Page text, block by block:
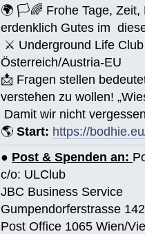
🌍 🏳🌈 Frohe Tage, Zeit,
erdenklich Gutes im
⚔ Underground Life
Österreich/Austria-EU
📩 Fragen stellen
verstehen zu wollen!
Damit wir nicht
🌎Start: https://
● Post & Spenden an:
c/o: ULClub
JBC Business Service
Gumpendorferstrasse 142
Post Office 1065 Wien/